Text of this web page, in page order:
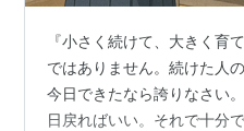
『小さく続けて、大きく育
ではありません。続けた人
今日できたなら誇りなさい
日戻ればいい。それで十分